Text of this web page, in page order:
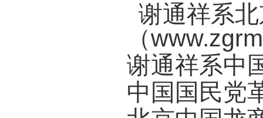
谢通祥系
（
谢通祥系中
中国国民党